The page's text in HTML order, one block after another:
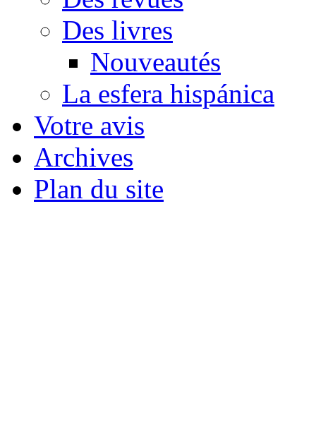
Des livres
Nouveautés
La esfera hispánica
Votre avis
Archives
Plan du site